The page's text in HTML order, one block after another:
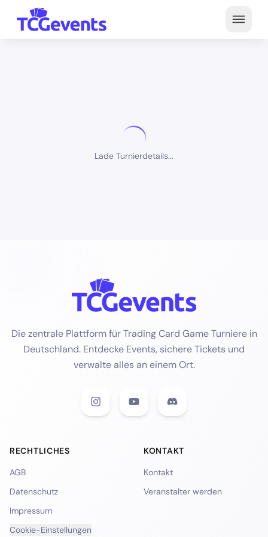
Lade Turnierdetails...
Die zentrale Plattform für Trading Card Game Turniere in
Deutschland. Entdecke Events, sichere Tickets und
verwalte alles an einem Ort.
RECHTLICHES
AGB
Datenschutz
Impressum
Cookie-Einstellungen
KONTAKT
Kontakt
Veranstalter werden